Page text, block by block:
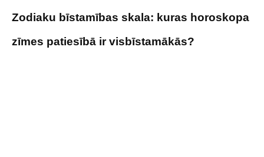
Zodiaku bīstamības skala: kuras horoskopa
zīmes patiesībā ir visbīstamākās?